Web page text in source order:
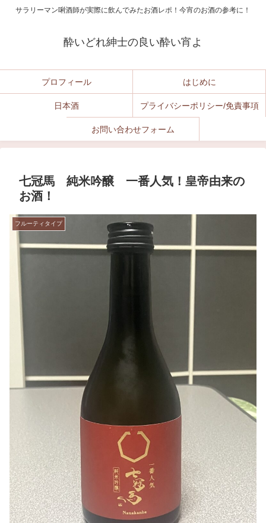
サラリーマン唎酒師が実際に飲んでみたお酒レポ！今宵のお酒の参考に！
酔いどれ紳士の良い酔い宵よ
プロフィール はじめに
日本酒 プライバシーポリシー/免責事項
お問い合わせフォーム
七冠馬 純米吟醸 一番人気！皇帝由来の
お酒！
フルーティタイプ